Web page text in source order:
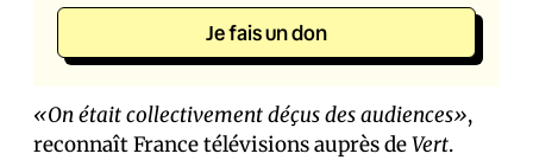
Je fais un don
«On était collectivement déçus des audiences»,
reconnaît France télévisions auprès deVert.